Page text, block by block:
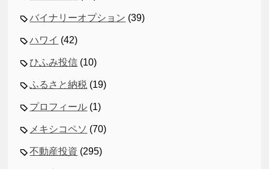
バイナリーオプション (39)
ハワイ (42)
ひふみ投信 (10)
ふるさと納税 (19)
プロフィール (1)
メキシコペソ (70)
不動産投資 (295)